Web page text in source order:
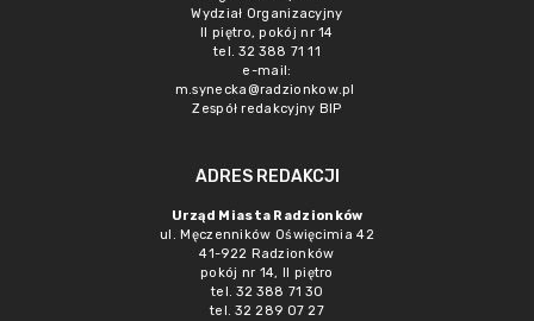
Wydział Organizacyjny
II piętro, pokój nr 14
tel. 32 388 71 11
e-mail:
m.synecka@radzionkow.pl
Zespół redakcyjny BIP
ADRES REDAKCJI
Urząd Miasta Radzionków
ul. Męczenników Oświęcimia 42
41-922 Radzionków
pokój nr 14, II piętro
tel. 32 388 71 30
tel. 32 289 07 27